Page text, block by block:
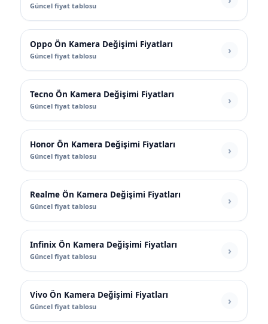
Güncel fiyat tablosu
Oppo Ön Kamera Değişimi Fiyatları
Güncel fiyat tablosu
Tecno Ön Kamera Değişimi Fiyatları
Güncel fiyat tablosu
Honor Ön Kamera Değişimi Fiyatları
Güncel fiyat tablosu
Realme Ön Kamera Değişimi Fiyatları
Güncel fiyat tablosu
Infinix Ön Kamera Değişimi Fiyatları
Güncel fiyat tablosu
Vivo Ön Kamera Değişimi Fiyatları
Güncel fiyat tablosu